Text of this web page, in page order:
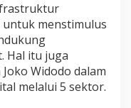
menstimulus
Hal itu juga
Widodo dalam
melalui 5 sektor.